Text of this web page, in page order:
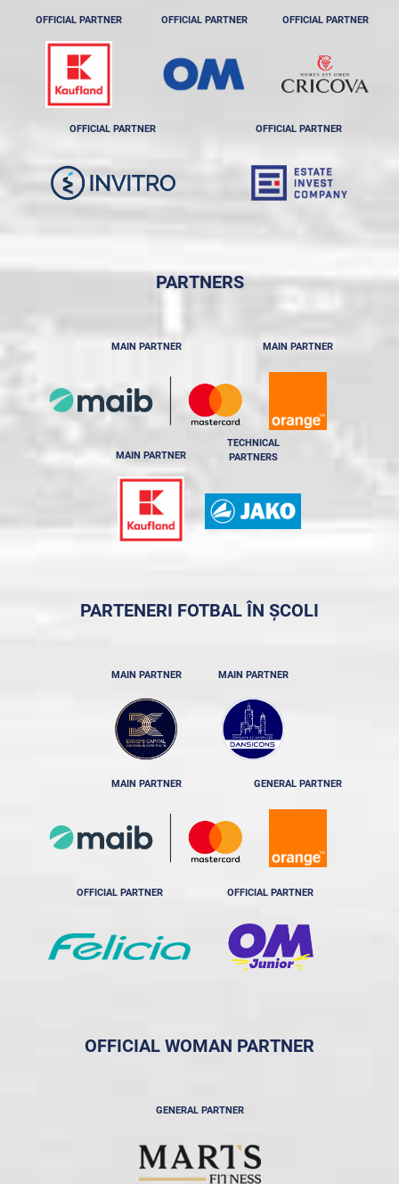
OFFICIAL PARTNER OFFICIAL PARTNER OFFICIAL PARTNER
OFFICIAL PARTNER OFFICIAL PARTNER
PARTNERS
MAIN PARTNER MAIN PARTNER
MAIN PARTNER
TECHNICAL
PARTNERS
PARTENERI FOTBAL ÎN ȘCOLI
MAIN PARTNER MAIN PARTNER
MAIN PARTNER GENERAL PARTNER
OFFICIAL PARTNER OFFICIAL PARTNER
OFFICIAL WOMAN PARTNER
GENERAL PARTNER